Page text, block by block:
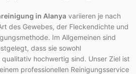
in Alanya variieren je nach
des Gewebes, der Fleckendichte und
Im Allgemeinen sind
dass sie sowohl
hochwertig sind. Unser Ziel ist
professionellen Reinigungsservice